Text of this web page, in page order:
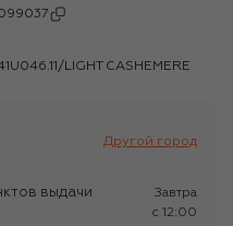
LIGHT CASHEMERE
Другой город
выдачи
Завтра
c 12:00